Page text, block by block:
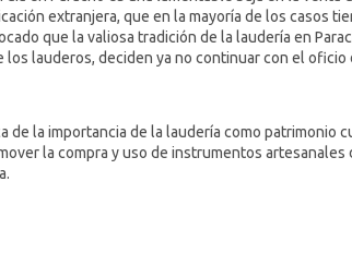
extranjera, que en la mayoría de los casos
que la valiosa tradición de la laudería en
lauderos, deciden ya no continuar con el
de la importancia de la laudería como patrimonio
la compra y uso de instrumentos